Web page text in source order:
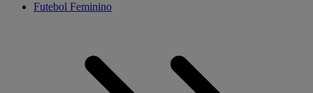
Futebol Feminino